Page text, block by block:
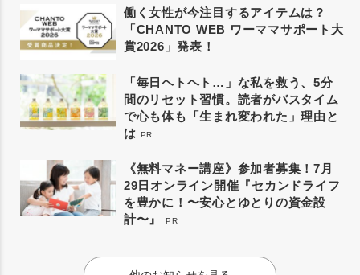
働く女性が今注目するアイテムは？
「CHANTO WEB ワーママサポート大
賞2026」発表！
「毎日ヘトヘト…」な私を救う、5分
間のリセット習慣。読者がバスタイム
で心も体も「生まれ変われた」理由と
は PR
《無料マネー講座》参加者募集！7月
29日オンライン開催『セカンドライフ
を豊かに！〜安心とゆとりの資金設
計〜』
PR